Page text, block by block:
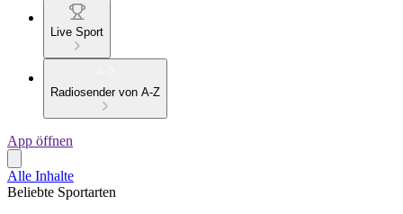
Live Sport
Radiosender von A-Z
App öffnen
Alle Inhalte
Beliebte Sportarten